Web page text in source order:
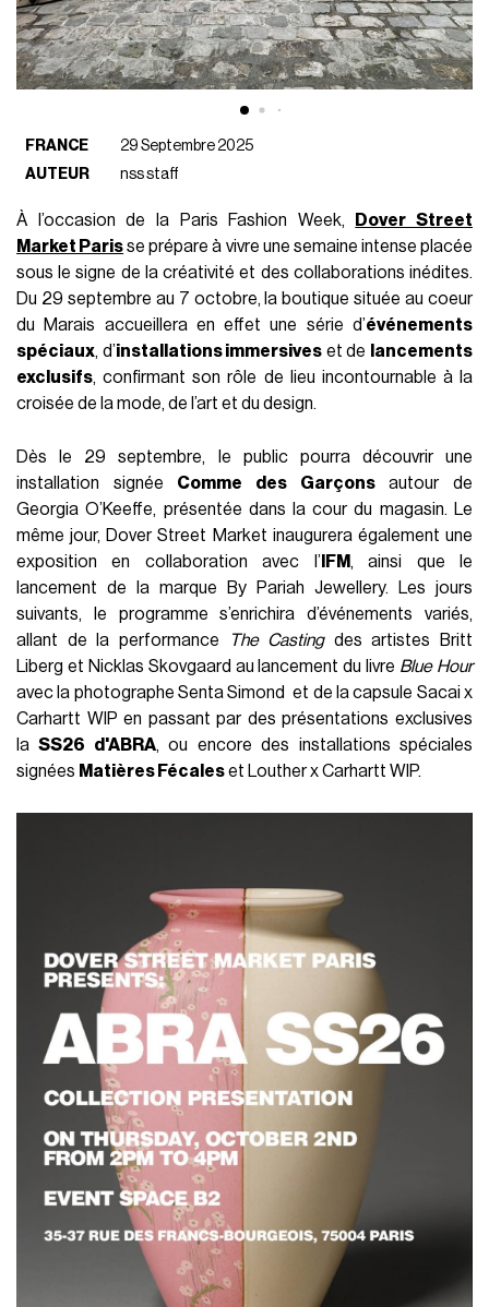
FRANCE
29 Septembre 2025
AUTEUR
nss staff
À l’occasion de la Paris Fashion Week,
Dover Street
Market Parisse prépare à vivre une semaine intense placée
sous le signe de la créativité et des collaborations inédites.
Du 29 septembre au 7 octobre, la boutique située au coeur
du Marais accueillera en effet une série d’événements
spéciaux, d’installations immersives et de
lancements
exclusifs, confirmant son rôle de lieu incontournable à la
croisée de la mode, de l’art et du design.
Dès le 29 septembre, le public pourra découvrir une
installation signée Comme des Garçonsautour de
Georgia O’Keeffe, présentée dans la cour du magasin. Le
même jour, Dover Street Market inaugurera également une
exposition en collaboration avec l’ IFM, ainsi que le
lancement de la marque By Pariah Jewellery. Les jours
suivants, le programme s’enrichira d’événements variés,
allant de la performance
The Castingdes artistes Britt
Liberg et Nicklas Skovgaard au lancement du livre Blue Hour
avec la photographe Senta Simond et de la capsule Sacai x
Carhartt WIP en passant par des présentations exclusives
laSS26 d'ABRA, ou encore des installations spéciales
signées Matières Fécaleset Louther x Carhartt WIP.